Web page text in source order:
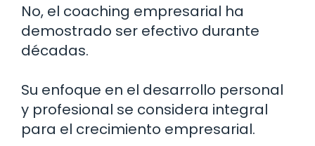
No, el coaching empresarial ha
demostrado ser efectivo durante
décadas.
Su enfoque en el desarrollo personal
y profesional se considera integral
para el crecimiento empresarial.